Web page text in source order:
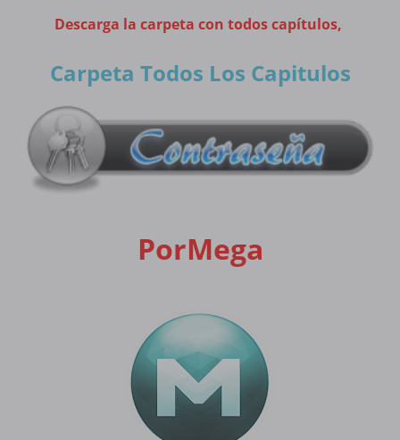
Descarga la carpeta con todos capítulos,
Carpeta Todos Los Capitulos
PorMega